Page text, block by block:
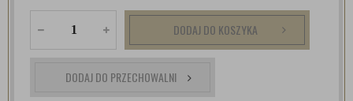
DODAJ DO KOSZYKA
DODAJ DO PRZECHOWALNI